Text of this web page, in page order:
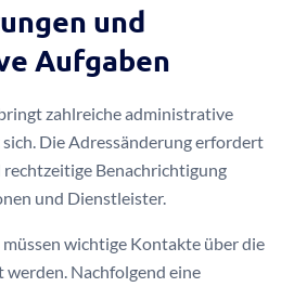
und
Aufgaben
zahlreiche administrative
Die Adressänderung erfordert
Benachrichtigung
und Dienstleister.
wichtige Kontakte über die
Nachfolgend eine